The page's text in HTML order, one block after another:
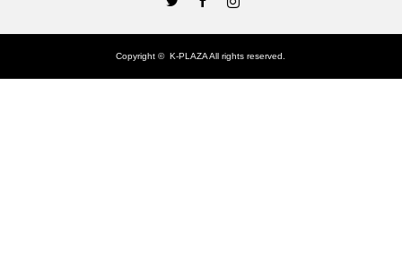
Copyright ©K-PLAZAAll rights reserved.